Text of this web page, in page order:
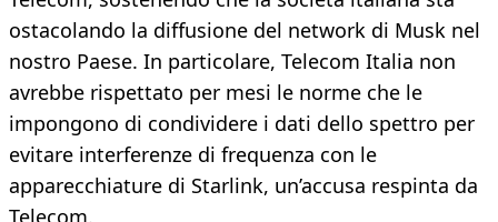
ostacolando la diffusione del network di Musk nel
nostro Paese. In particolare, Telecom Italia non
avrebbe rispettato per mesi le norme che le
impongono di condividere i dati dello spettro per
evitare interferenze di frequenza con le
apparecchiature di Starlink, un’accusa respinta da
Telecom.